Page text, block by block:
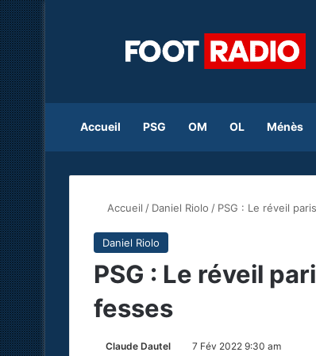
Accueil PSG OM OL Ménès
Accueil / Daniel Riolo / PSG : Le réveil
Daniel Riolo
PSG : Le réveil
fesses
Claude Dautel 7 Fév 2022 9:30 am